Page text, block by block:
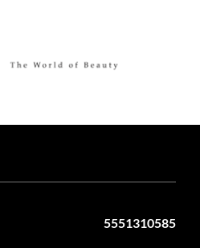
5551310585